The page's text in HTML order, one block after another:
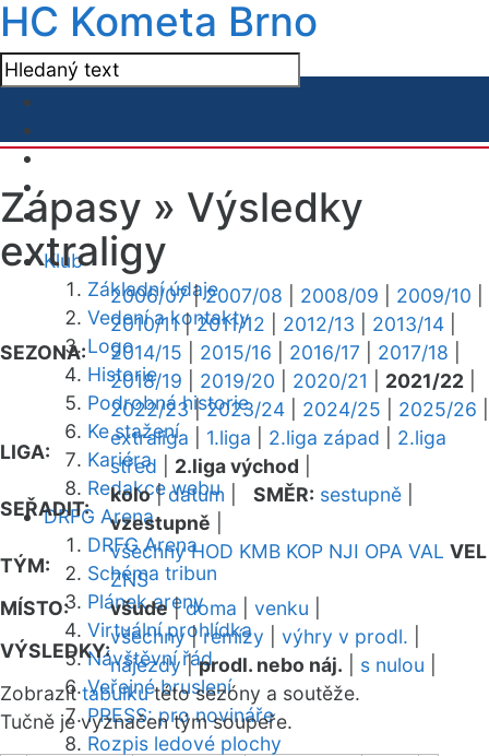
HC Kometa Brno
Klub
Základní údaje
Vedení a kontakty
Logo
Historie
Podrobná historie
Ke stažení
Kariéra
Redakce webu
DRFG Arena
DRFG Arena
Schéma tribun
Plánek areny
Virtuální prohlídka
Návštěvní řád
Veřejné bruslení
PRESS: pro novináře
Rozpis ledové plochy
Zápasy » Výsledky
extraligy
SEZONA:
2006/07|2007/08 2008/09 2009/10
2010/11|2011/12 2012/13 2013/14
2014/15
2015/16 2016/17 2017/18
2018/19
2019/20 2020/21 2021/22
2022/23|2023/24 2024/25 2025/26
LIGA:
extraliga 1.liga 2.liga západ
2.liga
střed
2.liga východ
SEŘADIT:
kolo|datum SMĚR: sestupně
vzestupně
TÝM:
všechny HOD KMB KOP NJI OPA VAL VEL
ZNS
MÍSTO:
všude|doma venku
VÝSLEDKY:
všechny|remízy výhry v prodl.
nájezdy|prodl. nebo náj. s nulou
Zobrazittabulkutéto sezóny a soutěže.
Tučně je vyznačen tým soupeře.